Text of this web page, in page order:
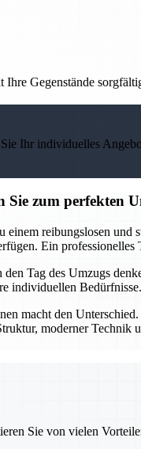
Gegenstände
Ihr individuelles
zum perfekten
reibungslosen
Ein
Tag des Umzugs
individuellen
macht den
moderner Technik
Sie von vielen